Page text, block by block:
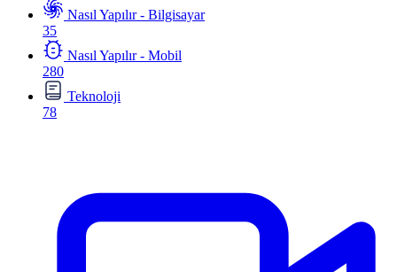
Nasıl Yapılır - Bilgisayar
35
Nasıl Yapılır - Mobil
280
Teknoloji
78